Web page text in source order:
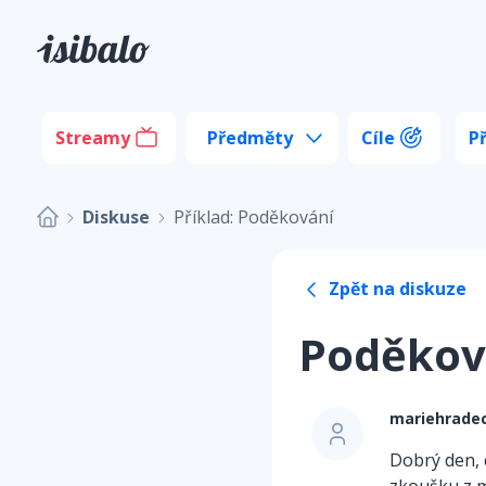
Streamy Předměty Cíle
Diskuse Příklad: Poděkování
Zpět na diskuze
Dobrý den,